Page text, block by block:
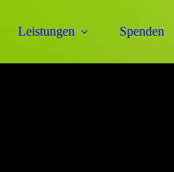
Leistungen Spenden